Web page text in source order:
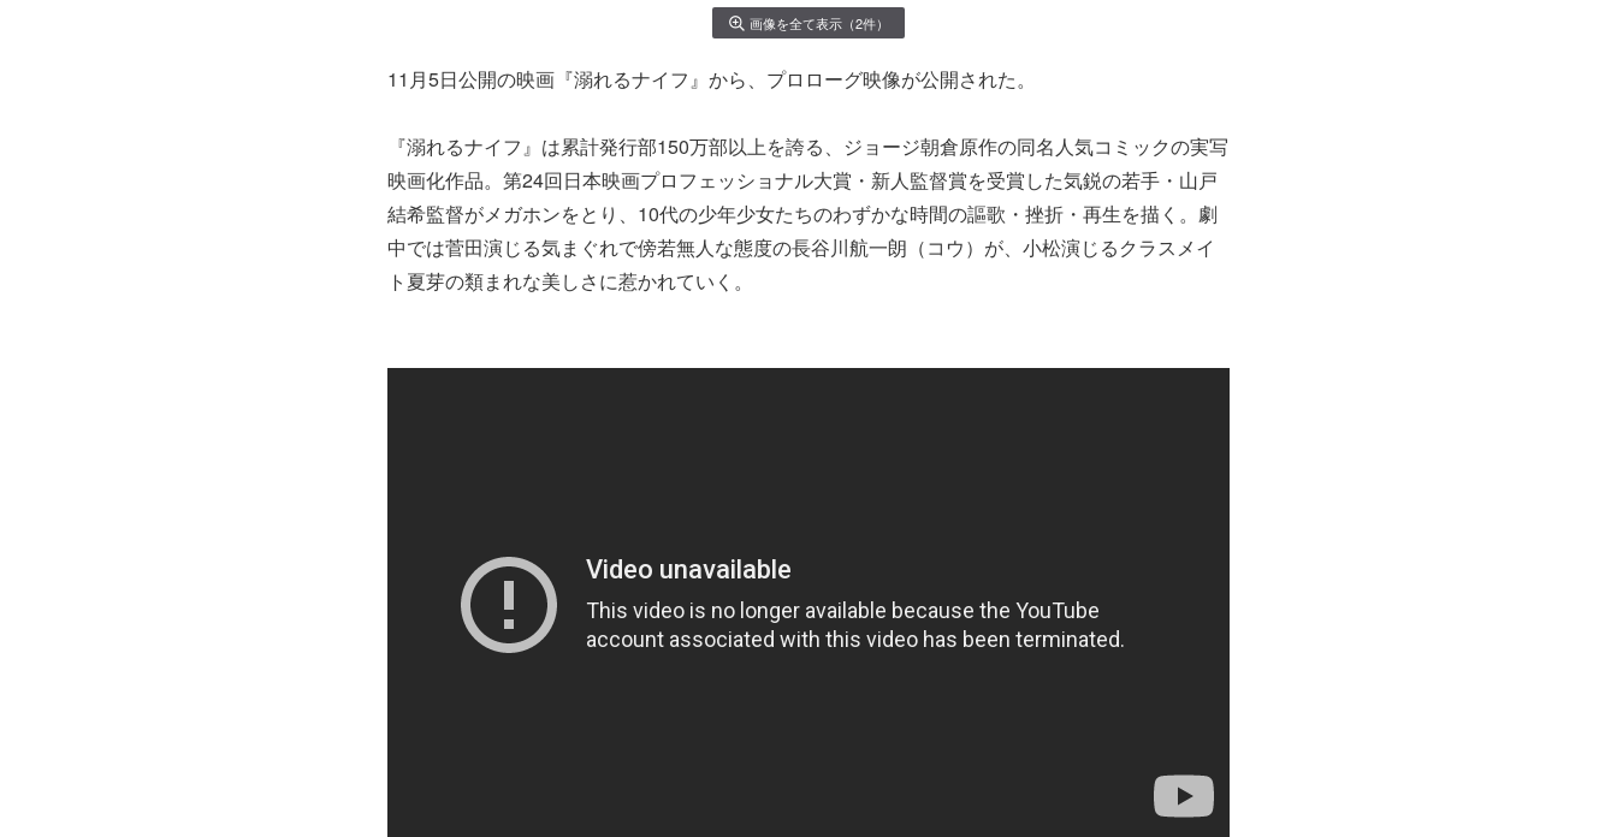
画像を全て表示（2件）
11月5日公開の映画『溺れるナイフ』から、プロローグ映像が公開された。
『溺れるナイフ』は累計発行部150万部以上を誇る、ジョージ朝倉原作の同名人気コミックの実写
映画化作品。第24回日本映画プロフェッショナル大賞・新人監督賞を受賞した気鋭の若手・山戸
結希監督がメガホンをとり、10代の少年少女たちのわずかな時間の謳歌・挫折・再生を描く。劇
中では菅田演じる気まぐれで傍若無人な態度の長谷川航一朗（コウ）が、小松演じるクラスメイ
ト夏芽の類まれな美しさに惹かれていく。